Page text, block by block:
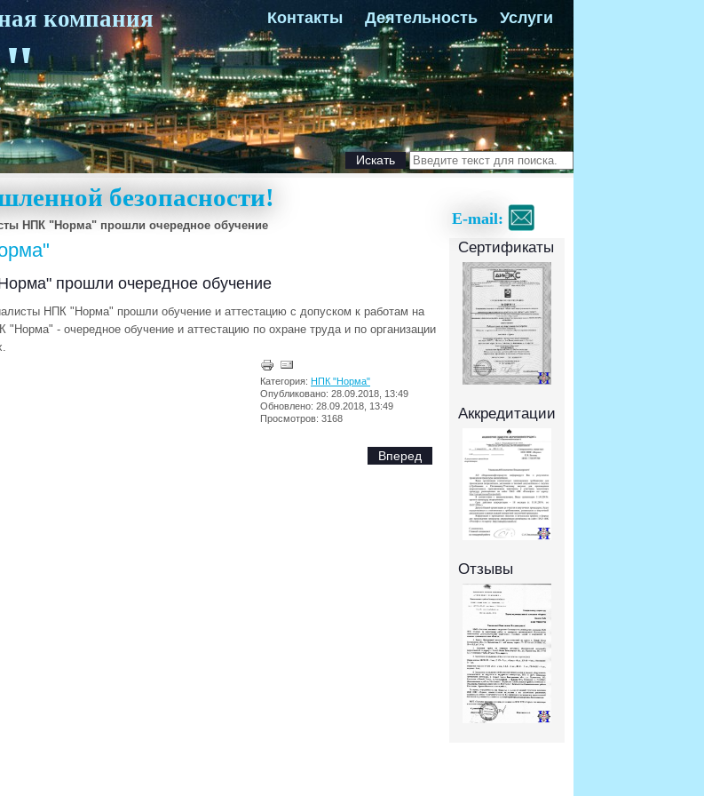
Контакты Деятельность Услуги
компания
Искать
E-mail:
безопасности!
НПК "Норма" прошли очередное обучение
прошли очередное обучение
НПК "Норма" прошли обучение и аттестацию с допуском к работам на
"Норма" - очередное обучение и аттестацию по охране труда и по организации
Категория: НПК "Норма"
Опубликовано: 28.09.2018, 13:49
Обновлено: 28.09.2018, 13:49
Просмотров: 3168
Вперед
Сертификаты
Аккредитации
Отзывы